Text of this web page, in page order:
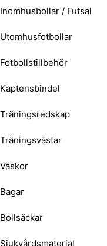
Inomhusbollar / Futsal
Utomhusfotbollar
Fotbollstillbehör
Kaptensbindel
Träningsredskap
Träningsvästar
Väskor
Bagar
Bollsäckar
Sjukvårdsmaterial